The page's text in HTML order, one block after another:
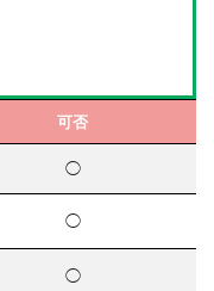
可否
◯
◯
◯